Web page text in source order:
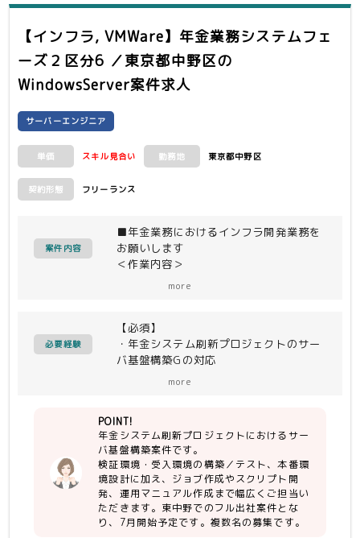
- GCPコンソールからの基本操作、サー
バインスタンスの作成や起動停止、状態
確認
- GCPサーバの監視（Datedog）障害
・運用ツールおよびミドルウェアの運用
-各ミドルウェア、ツールの設定変更、
（使用ツール・ミドルウェア例：
Jira、Confluence、
CLUSTERPRO、PowerCenter、
Pacemaker、etc.）
・CI/CDツールを利用した運用、構築、
自動化基盤の維持管理
・休日および夜間対応
障害発生時当番制での夜間・土日祝日対
応がございます
(当番制のため月1週程度あるかないかの
対応となります)
対応は当番制でのオンコール対応となり
ます(携帯端末支給)。
【インフラ, VMWare】年金業務システムフェ
ーズ２区分6 ／東京都中野区の
WindowsServer案件求人
サーバーエンジニア
単価 スキル見合い 勤務地 東京都中野区
契約形態 フリーランス
案件内容
■年金業務におけるインフラ開発業務を
お願いします
＜作業内容＞
ト、運用マニュアル作成)（vCenter、
ESXi、WindowsServer、
PRIMERGY、ISM、PowerCLI、
PowerShell、Systemwalker
１．SV基盤構築Gにて、検証環境、受
入環境の構築作業・テスト、および本番
環境の設計を実施
各環境の規模感としては下記のとおり。
（環境により異なるため目安です）
・PRIMERGY×20
・ESXi×20
more
必要経験
【必須】
・年金システム刷新プロジェクトのサー
バ基盤構築Gの対応
・ミドルウェア以降の構築は別のグルー
プが担当
・特にVMWare経験者（※今回
vSphere8からVCF9に更新）、
WindowsServer経験者
more
POINT!
年金システム刷新プロジェクトにおけるサー
バ基盤構築案件です。
検証環境・受入環境の構築／テスト、本番環
境設計に加え、ジョブ作成やスクリプト開
発、運用マニュアル作成まで幅広くご担当い
ただきます。東中野でのフル出社案件とな
り、7月開始予定です。複数名の募集です。